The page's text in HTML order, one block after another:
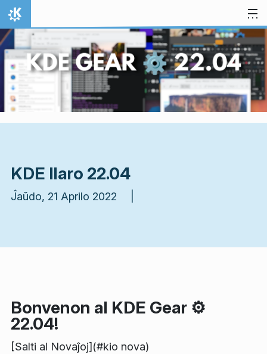
Salti al enhavo
Hejmo
KDE Ilaro 22.04
Ĵaŭdo, 21 Aprilo 2022 |
Bonvenon al KDE Gear ⚙️
22.04!
[Salti al Novaĵoj](#kio nova)